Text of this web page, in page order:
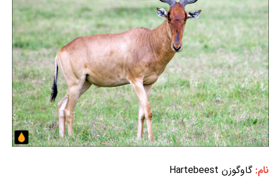
نام:گاوگوزن Hartebeest